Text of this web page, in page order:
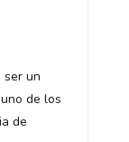
ser un
de los
de